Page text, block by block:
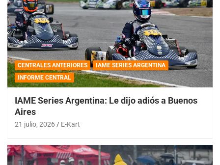
CENTRALES ANTERIORES
IAME SERIES ARGENTINA
INFORME CENTRAL
IAME Series Argentina: Le dijo adiós a Buenos
Aires
21 julio, 2026 E-Kart